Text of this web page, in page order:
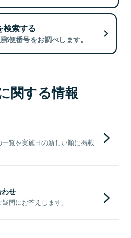
検索する
便番号をお調べします。
関する情報
覧を実施日の新しい順に掲載
せ
問にお答えします。